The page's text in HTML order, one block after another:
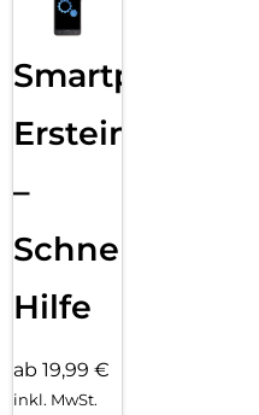
Smartphone
Ersteinrichtung
–
Schnelle
Hilfe
ab 19,99 €
inkl. MwSt.